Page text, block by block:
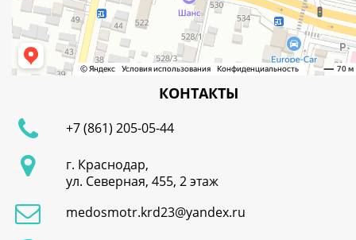
КОНТАКТЫ
+7 (861) 205-05-44
г. Краснодар,
ул. Северная, 455, 2 этаж
medosmotr.krd23@yandex.ru